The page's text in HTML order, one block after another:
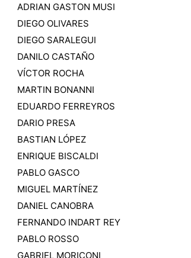
ADRIAN GASTON MUSI
DIEGO OLIVARES
DIEGO SARALEGUI
DANILO CASTAÑO
VÍCTOR ROCHA
MARTIN BONANNI
EDUARDO FERREYROS
DARIO PRESA
BASTIAN LÓPEZ
ENRIQUE BISCALDI
PABLO GASCO
MIGUEL MARTÍNEZ
DANIEL CANOBRA
FERNANDO INDART REY
PABLO ROSSO
GABRIEL MORICONI